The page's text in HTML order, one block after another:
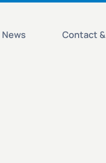
News Contact